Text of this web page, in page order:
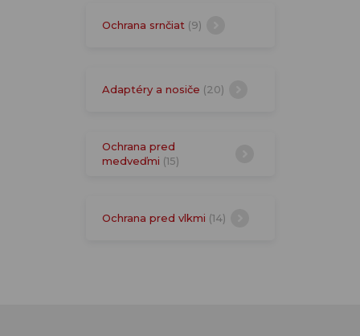
Ochrana srnčiat (9)
Adaptéry a nosiče (20)
Ochrana pred
medveďmi (15)
Ochrana pred vlkmi (14)